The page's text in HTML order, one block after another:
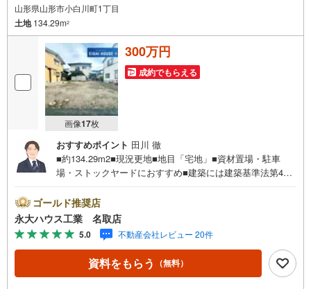
山形県山形市小白川町1丁目
土地134.29m2
画像17枚
300万円
成約でもらえる
おすすめポイント 田川 徹
■約134.29m2■現況更地■地目「宅地」■資材置場・駐車
場・ストックヤードにおすすめ■建築には建築基準法第43
心に宮城県内の多数店舗で展開中！こちらでは当社の強み
を大きく2つに分けてご紹介！1.＜豊富な不動産知識＞戸
建・マンション・土地...と種別を問わず不動産を取り扱っ
ております。更に教育施設や商業施設、子育て環境や行政
などの地域情報を総合し、お客様により良い物件選びをし
て頂けるよう、しっかりとサポートさせて頂きます。2.＜
ゴールド推奨店
永大ハウス工業 名取店
5.0 不動産会社レビュー 20件
資料をもらう （無料）